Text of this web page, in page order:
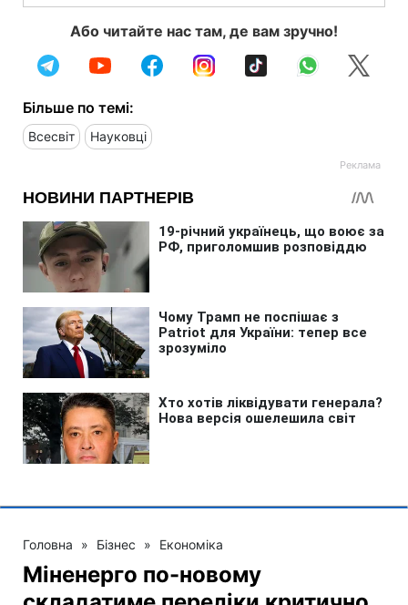
Або читайте нас там, де вам зручно!
Більше по темі:
Всесвіт Науковці
Головна » Бізнес » Економіка
Міненерго по-новому